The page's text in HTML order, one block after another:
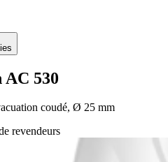
AC 530
coudé, Ø 25 mm
revendeurs